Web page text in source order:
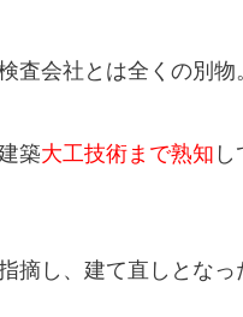
査会社とは全くの別物
築大工技術まで熟知
摘し、建て直しとなっ